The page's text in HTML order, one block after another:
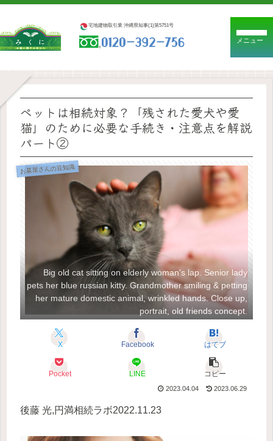
宅地建物取引業 沖縄県知事(1)第5751号
メニュー
ペットは相続対象？「残された愛犬や愛
猫」のために必要な手続き・注意点を解説
パート②
お墓屋さんの豆知識
Big old cat sitting on elderly woman's lap. Senior lady
pets her blue russian kitty. Grandmother smiling & petting
her mature domestic animal, wrinkled hands. Close up,
portrait, old friends concept.
X Facebook はてブ
Pocket LINE コピー
2023.04.04 2023.06.29
後藤 光,円満相続ラボ2022.11.23